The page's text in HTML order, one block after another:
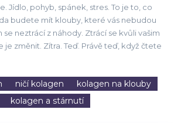
Jídlo, pohyb, spánek, stres. To je to, co
budete mít klouby, které vás nebudou
neztrácí z náhody. Ztrácí se kvůli vašim
je změnit. Zítra. Teď. Právě teď, když čtete
ničí kolagen
kolagen na klouby
kolagen a stárnutí